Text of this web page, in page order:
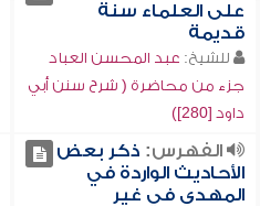
على العلماء سنة
قديمة
للشيخ: عبد المحسن العباد
جزء من محاضرة ( شرح سنن أبي
داود [280])
الفهرس: ذكر بعض
الأحاديث الواردة في
المهدي في غير